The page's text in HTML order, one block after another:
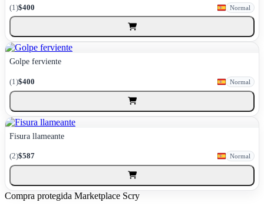
(1)$400 Normal
Golpe ferviente
(1)$400 Normal
Fisura llameante
(2)$587 Normal
Compra protegida Marketplace Scry